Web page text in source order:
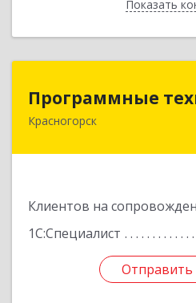
ПоказатьНазад
Программные
Красногорск
Клиентов на
1С:Специалист
Отправить
143408, Московская
Отправить